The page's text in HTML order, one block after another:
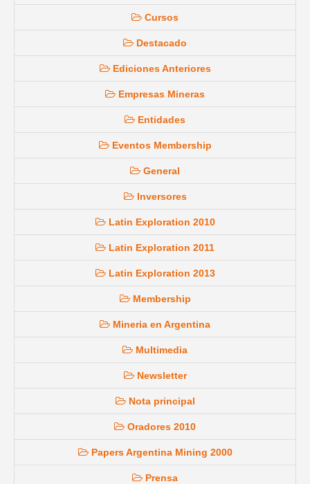
Cursos
Destacado
Ediciones Anteriores
Empresas Mineras
Entidades
Eventos Membership
General
Inversores
Latin Exploration 2010
Latin Exploration 2011
Latin Exploration 2013
Membership
Mineria en Argentina
Multimedia
Newsletter
Nota principal
Oradores 2010
Papers Argentina Mining 2000
Prensa